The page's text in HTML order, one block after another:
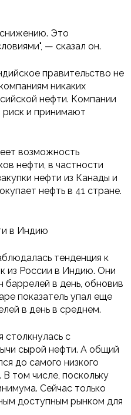
Это
— сказал он.
правительство не
никаких
нефти. Компании
и принимают
возможность
нефти, в частности
нефти из Канады и
нефть в 41 стране.
в Индию
тенденция к
из России в Индию. Они
баррелей в день, обновив
показатель упал еще
в день в среднем.
столкнулась с
сырой нефти. А общий
до самого низкого
В том числе, поскольку
Сейчас только
доступным рынком для